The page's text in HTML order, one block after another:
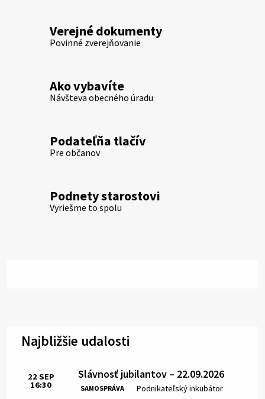
Verejné dokumenty
Povinné zverejňovanie
Ako vybavíte
Návšteva obecného úradu
Podateľňa tlačív
Pre občanov
Podnety starostovi
Vyriešme to spolu
Najbližšie udalosti
Slávnosť jubilantov – 22.09.2026
SAMOSPRÁVA Miesto:
Podnikateľský inkubátor
Čas:
22 SEP
16:30